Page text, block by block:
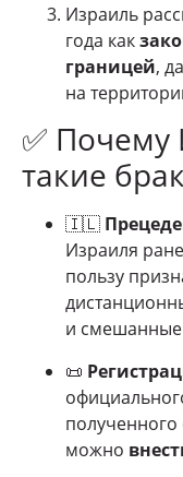
Израиль
года как
границей,
на
✅ Почему
такие
🇮🇱
Израиля
пользу
и
📜
полученного
можно